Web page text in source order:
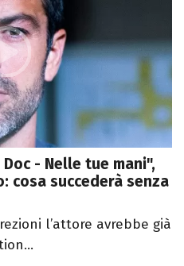
- Nelle tue mani",
cosa succederà senza
l’attore avrebbe già